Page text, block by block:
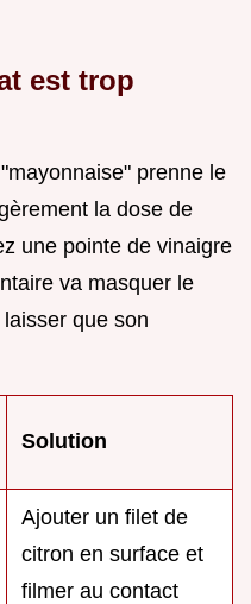
est trop
prenne le
la dose de
une pointe de vinaigre
va masquer le
que son
Solution
Ajouter un filet de
citron en surface et
filmer au contact